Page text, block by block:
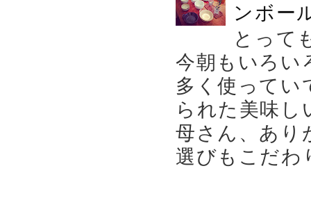
ンボー
とって
今朝もいろい
多く使ってい
られた美味
母さん、あり
選びもこだ